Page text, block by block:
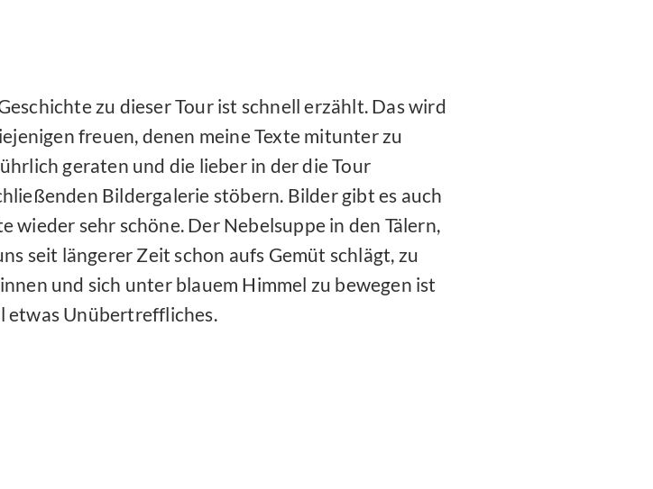
zu dieser Tour ist schnell erzählt. Das wird
freuen, denen meine Texte mitunter zu
geraten und die lieber in der die Tour
Bildergalerie stöbern. Bilder gibt es auch
wieder sehr schöne. Der Nebelsuppe in den Tälern,
seit längerer Zeit schon aufs Gemüt schlägt, zu
und sich unter blauem Himmel zu bewegen ist
etwas Unübertreffliches.